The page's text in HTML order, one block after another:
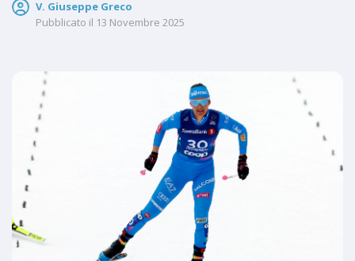
V. Giuseppe Greco
Pubblicato il 13 Novembre 2025